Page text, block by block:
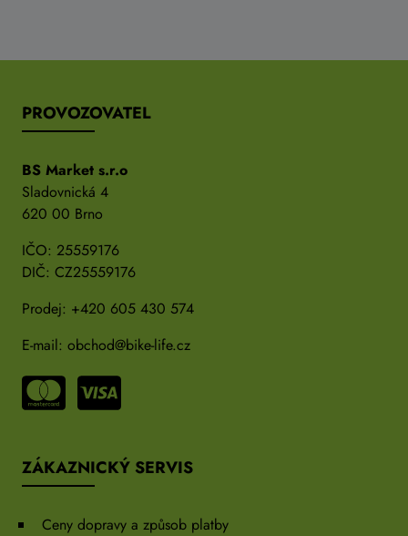
PROVOZOVATEL
BS Market s.r.o
Sladovnická 4
620 00 Brno
IČO: 25559176
DIČ: CZ25559176
Prodej: +420 605 430 574
E-mail: obchod@bike-life.cz
ZÁKAZNICKÝ SERVIS
Ceny dopravy a způsob platby